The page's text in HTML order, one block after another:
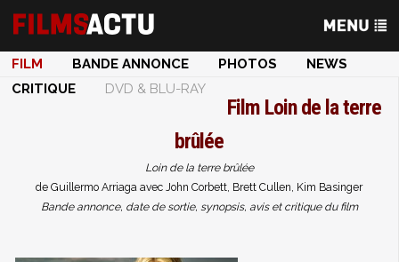
FILM BANDE ANNONCE PHOTOS
NEWS
CRITIQUE
DVD & BLU-RAY
Film Loin de la terre
brûlée
Loin de la terre brûlée
de Guillermo Arriaga avec John Corbett, Brett Cullen, Kim Basinger
Bande annonce, date de sortie, synopsis, avis et critique du film